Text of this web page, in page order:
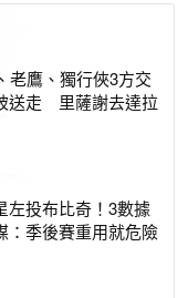
老鷹、獨行俠3方交
送走 里薩謝去達拉
左投布比奇！3數據
季後賽重用就危險